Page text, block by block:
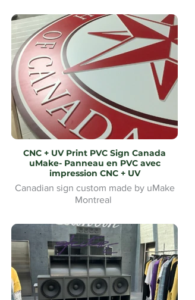
Présentoir YSL Saint-Laurent sur mesure
et installé pour la Baie de Montréal par
uMake
CNC + UV Print PVC Sign Canada
uMake- Panneau en PVC avec
impression CNC + UV
Canadian sign custom made by uMake
Montreal